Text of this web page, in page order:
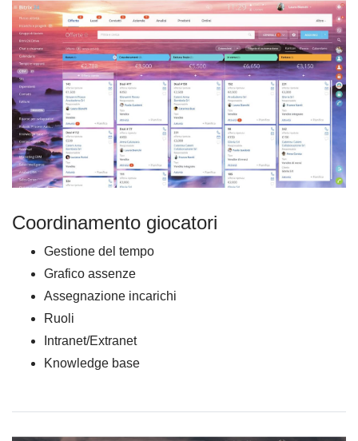
Coordinamento giocatori
Gestione del tempo
Grafico assenze
Assegnazione incarichi
Ruoli
Intranet/Extranet
Knowledge base